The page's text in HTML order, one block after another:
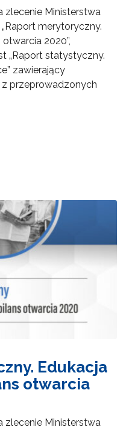
zlecenie Ministerstwa
merytoryczny.
2020”,
„Raport statystyczny.
zawierający
przeprowadzonych
Edukacja
otwarcia
zlecenie Ministerstwa